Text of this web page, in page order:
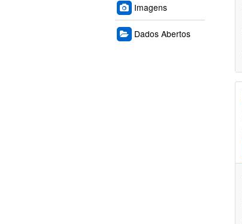
Imagens
Dados Abertos